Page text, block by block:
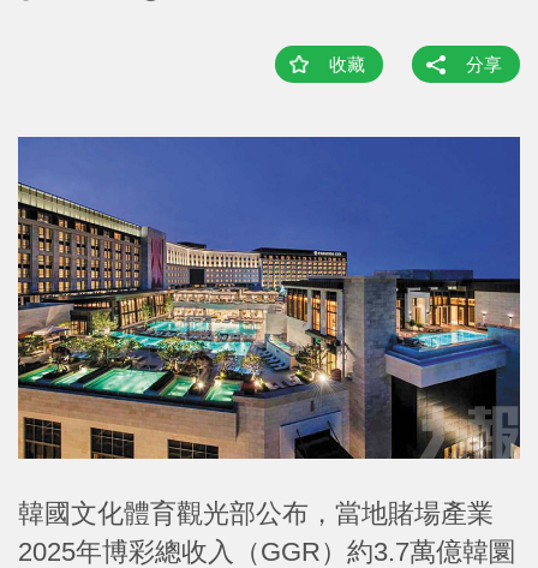
收藏 分享
韓國文化體育觀光部公布，當地賭場產業
2025年博彩總收入（GGR）約3.7萬億韓圜